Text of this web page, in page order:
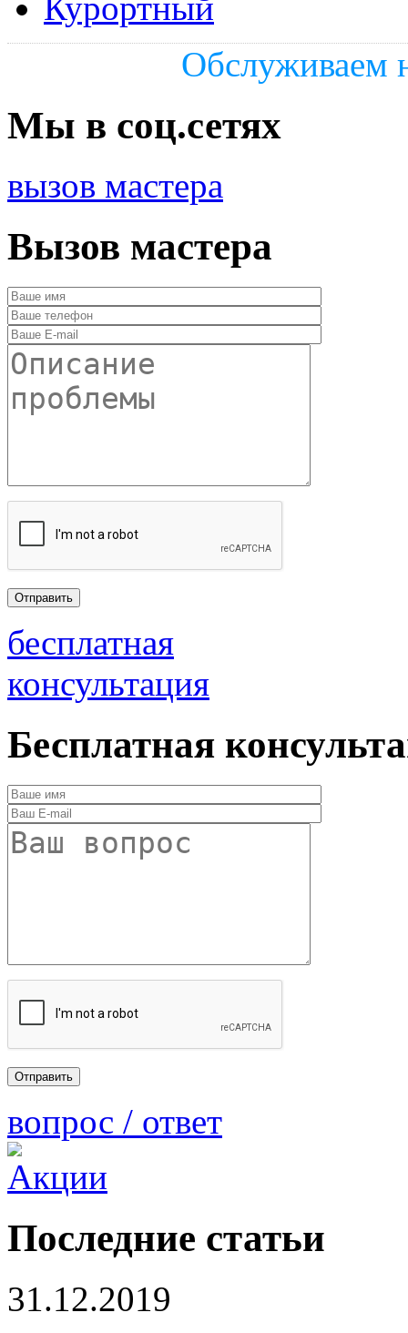
Обслуживаем
Мы в соц.сетях
вызов мастера
Вызов мастера
бесплатная
консультация
Бесплатная
вопрос / ответ
Последние статьи
31.12.2019